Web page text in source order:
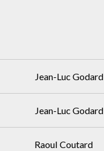
Jean-Luc Godard
Jean-Luc Godard
Raoul Coutard